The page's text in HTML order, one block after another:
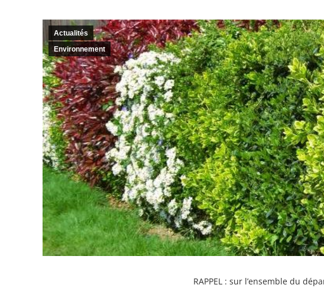
Actualités
Environnement
RAPPEL : sur l’ensemble du